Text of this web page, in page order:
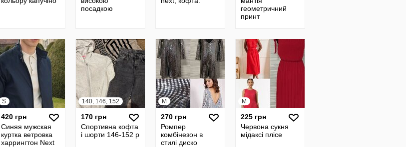
посадкою
геометричний
принт
S
420 грн
Синяя мужская
куртка ветровка
харрингтон Next
140, 146, 152
170 грн
Спортивна кофта
і шорти 146-152 р
M
270 грн
Ромпер
комбінезон в
стилі диско
M
225 грн
Червона сукня
мідаксі плісе